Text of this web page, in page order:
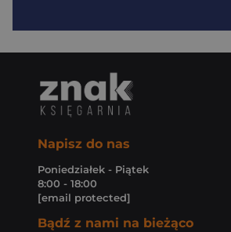
Napisz do nas
Poniedziałek - Piątek
8:00 - 18:00
[email protected]
Bądź z nami na bieżąco